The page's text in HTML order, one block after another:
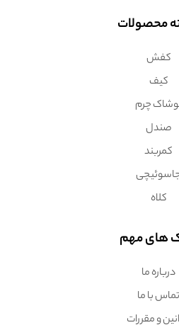
محصولات
کفش
کیف
چرم
صندل
کمربند
کلاه
های مهم
درباره ما
تماس با ما
و مقررات